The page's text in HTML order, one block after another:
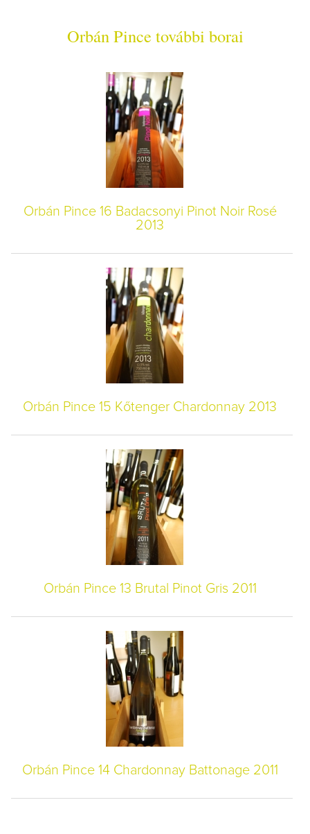
Orbán Pince további borai
Orbán Pince 16 Badacsonyi Pinot Noir Rosé
2013
Orbán Pince 15 Kőtenger Chardonnay 2013
Orbán Pince 13 Brutal Pinot Gris 2011
Orbán Pince 14 Chardonnay Battonage 2011